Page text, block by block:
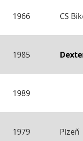
1966 CS
1985
1989
1979 Plzeň